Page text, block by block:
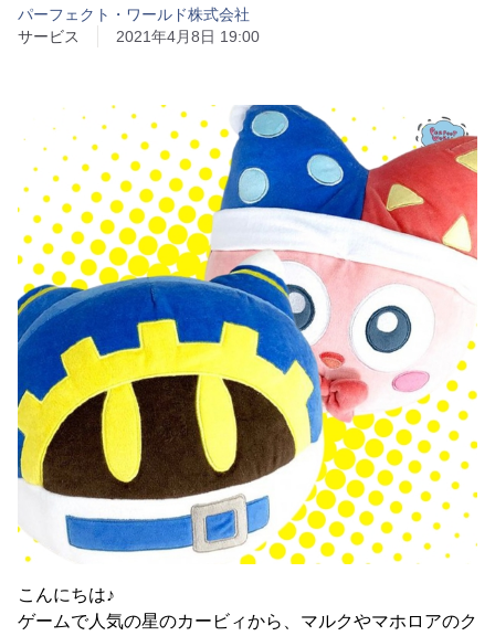
パーフェクト・ワールド株式会社
サービス
2021年4月8日 19:00
こんにちは♪
ゲームで人気の星のカービィから、マルクやマホロアのク